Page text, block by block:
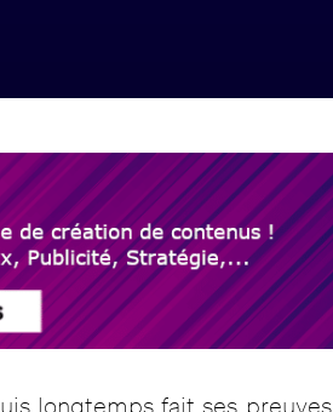
longtemps fait ses preuves